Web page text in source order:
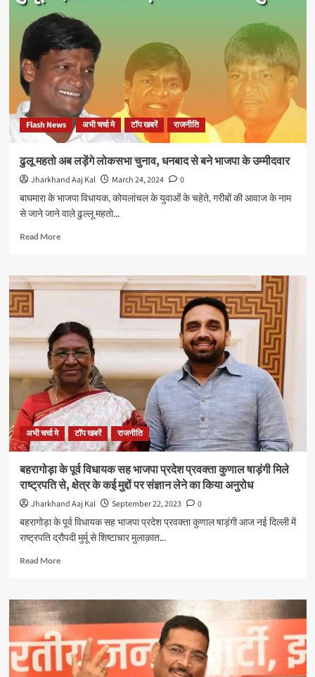
कटाक्ष,
तो
पूर्व
भाजपा
नेता
कुणाल
षाड़ंगी
को
लोग
कहने
लगे
बुरा,
फिर
कुणाल
दिया
करारा
Flash News अभी चर्चा मे टॉप खबरें राजनीति
ढुलू महतो अब लड़ेंगे लोकसभा चुनाव, धनबाद से बने भाजपा के उम्मीदवार
Jharkhand Aaj Kal March 24, 2024
0
बाघमारा के भाजपा विधायक, कोयलांचल के युवाओं के चहेते, गरीबों की आवाज के नाम
से जाने जाने वाले ढुल्लू महतो...
Read MoreRead
ढुलू
महतो
लोकसभा
चुनाव,
धनबाद
से
बने
भाजपा
के
उम्मीदवार
अभी चर्चा मे टॉप खबरें राजनीति
बहरागोड़ा के पूर्व विधायक सह भाजपा प्रदेश प्रवक्ता कुणाल षाड़ंगी मिले
राष्ट्रपति से, क्षेत्र के कई मुद्दों पर संज्ञान लेने का किया अनुरोध
Jharkhand Aaj Kal September 22, 2023
0
बहरागोड़ा के पूर्व विधायक सह भाजपा प्रदेश प्रवक्ता कुणाल षाड़ंगी आज नई दिल्ली में
राष्ट्रपति द्रौपदी मुर्मू से शिष्टाचार मुलाक़ात...
Read MoreRead
बहरागोड़ा
के
पूर्व
विधायक
सह
भाजपा